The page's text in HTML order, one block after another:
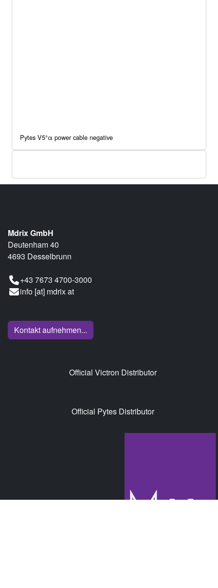
Pytes V5°α power cable negative
Mdrix GmbH
Deutenham 40
4693 Desselbrunn
+43 7673 4700-3000
info [at] mdrix at
Kontakt aufnehmen...
Official Victron Distributor
Official Pytes Distributor